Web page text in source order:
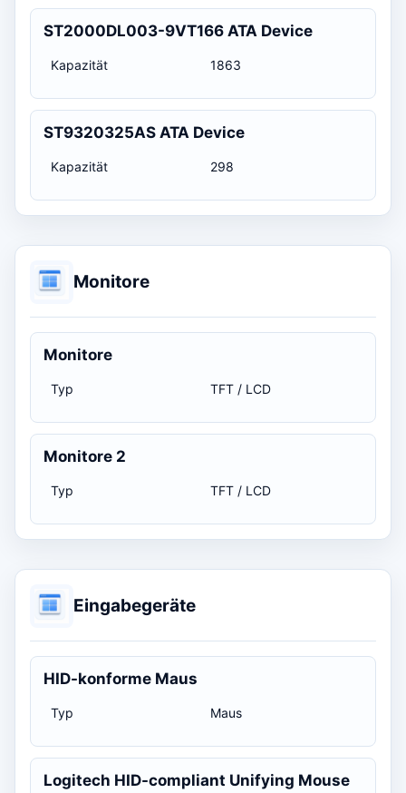
ST2000DL003-9VT166 ATA Device
Kapazität 1863
ST9320325AS ATA Device
Kapazität 298
Monitore
Monitore
Typ TFT / LCD
Monitore 2
Typ TFT / LCD
Eingabegeräte
HID-konforme Maus
Typ Maus
Logitech HID-compliant Unifying Mouse